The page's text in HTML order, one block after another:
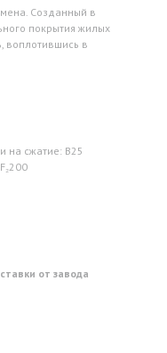
Созданный в
покрытия жилых
воплотившись в
на сжатие: В25
от завода